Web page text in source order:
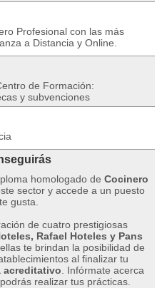
Profesional con las más
a Distancia y Online.
de Formación:
y subvenciones
homologado de Cocinero
sector y accede a un puesto
gusta.
de cuatro prestigiosas
Rafael Hoteles y Pans
te brindan la posibilidad de
al finalizar tu
acreditativo . Infórmate acerca
realizar tus prácticas.